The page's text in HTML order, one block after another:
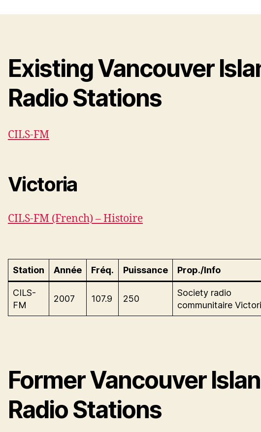
Existing Vancouver
Radio Stations
CILS-FM
Victoria
CILS-FM (French) – Histoire
Station Année Fréq. Puissance Prop./Info
CILS-
FM
2007 107.9 250
Society radio
communitaire
Former Vancouver
Radio Stations